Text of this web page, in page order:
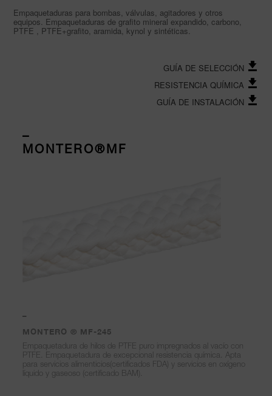
Empaquetaduras para bombas, válvulas, agitadores y otros
equipos. Empaquetaduras de grafito mineral expandido, carbono,
PTFE , PTFE+grafito, aramida, kynol y sintéticas.
GUÍA DE SELECCIÓN
RESISTENCIA QUÍMICA
GUÍA DE INSTALACIÓN
–
MONTERO®MF
–
MONTERO ® MF-245
Empaquetadura de hilos de PTFE puro impregnados al vacío con
PTFE. Empaquetadura de excepcional resistencia química. Apta
para servicios alimenticios(certificados FDA) y servicios en oxígeno
líquido y gaseoso (certificado BAM).